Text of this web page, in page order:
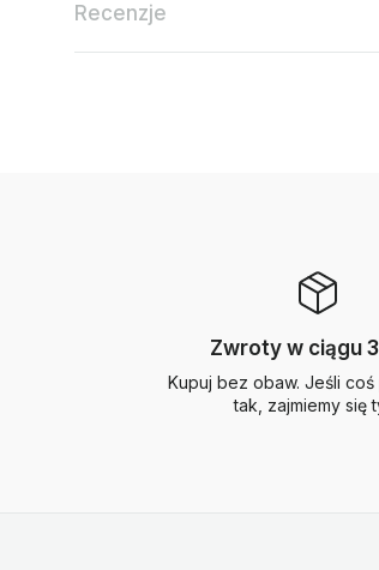
Recenzje
Zwroty w ciągu
Kupuj bez obaw. Jeśli
tak, zajmiemy się